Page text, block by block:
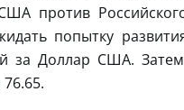
против
попытку
за Доллар США.